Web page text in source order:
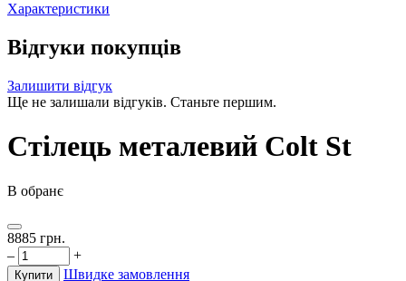
Характеристики
Відгуки покупців
Залишити відгук
Ще не залишали відгуків. Станьте першим.
Стілець металевий Colt St
В обранє
8885 грн.
–
+
Купити
Швидке замовлення